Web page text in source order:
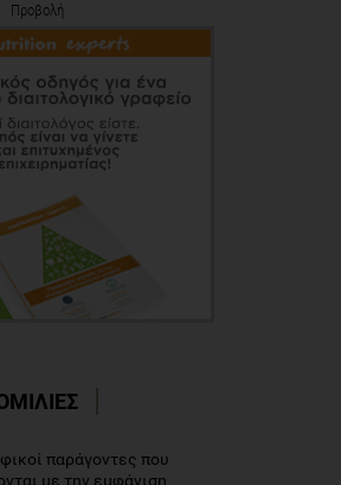
παράγοντες που
με την εμφάνιση
Προβολή